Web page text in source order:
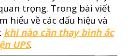
trọng. Trong bài viết
hiểu về các dấu hiệu và
khi nào cần thay bình ắc
UPS.